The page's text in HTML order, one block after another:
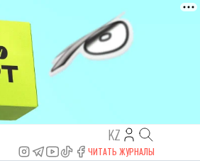
KZ
ЧИТАТЬ ЖУРНАЛЫ